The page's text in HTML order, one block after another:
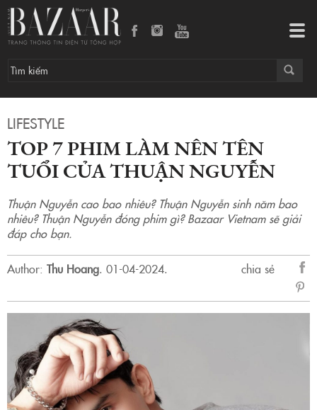
LIFESTYLE
TOP 7 PHIM LÀM NÊN TÊN
TUỔI CỦA THUẬN NGUYỄN
Thuận Nguyễn cao bao nhiêu? Thuận Nguyễn sinh năm bao
nhiêu? Thuận Nguyễn đóng phim gì? Bazaar Vietnam sẽ giải
đáp cho bạn.
Author: Thu Hoang. 01-04-2024.
chia sẻ
sẻ
Top 7 phim làm nên tên tuổi của Thuận Nguyễn